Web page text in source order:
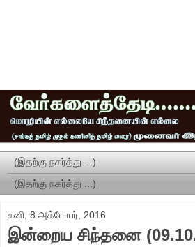
சனி, 8 அக்டோபர், 2016
இன்றைய சிந்தனை